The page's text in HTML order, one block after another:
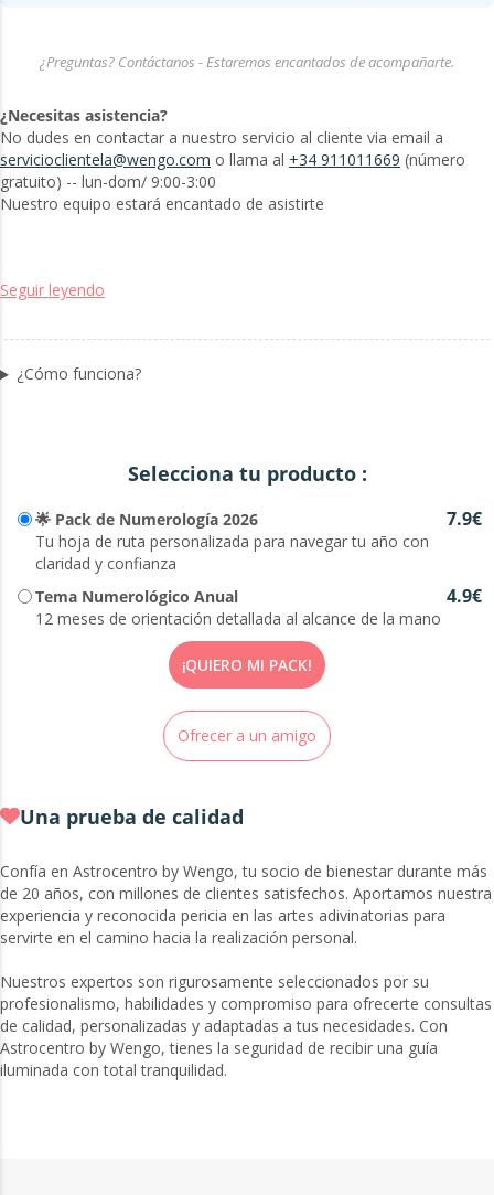
¿Preguntas? Contáctanos - Estaremos encantados de acompañarte.
¿Necesitas asistencia?
No dudes en contactar a nuestro servicio al cliente via email a
servicioclientela@wengo.com o llama al +34 911011669
gratuito) -- lun-dom/ 9:00-3:00
Nuestro equipo estará encantado de asistirte
Seguir leyendo
¿Cómo funciona?
Selecciona tu producto :
🌟 Pack de Numerología 2026
Tu hoja de ruta personalizada para navegar tu año con
claridad y confianza
7.9€
Tema Numerológico Anual
12 meses de orientación detallada al alcance de la mano
4.9€
¡QUIERO MI PACK!
Ofrecer a un amigo
Una prueba de calidad
Confía en Astrocentro by Wengo, tu socio de bienestar durante más
de 20 años, con millones de clientes satisfechos. Aportamos nuestra
experiencia y reconocida pericia en las artes adivinatorias para
servirte en el camino hacia la realización personal.
Nuestros expertos son rigurosamente seleccionados por su
profesionalismo, habilidades y compromiso para ofrecerte consultas
de calidad, personalizadas y adaptadas a tus necesidades. Con
Astrocentro by Wengo, tienes la seguridad de recibir una guía
iluminada con total tranquilidad.